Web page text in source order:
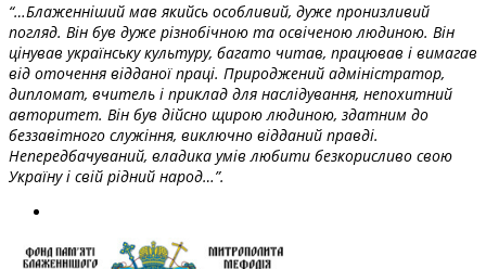
“…Блаженніший мав якийсь особливий, дуже пронизливий
погляд. Він був дуже різнобічною та освіченою людиною. Він
цінував українську культуру, багато читав, працював і вимагав
від оточення відданої праці. Природжений адміністратор,
дипломат, вчитель і приклад для наслідування, непохитний
авторитет. Він був дійсно щирою людиною, здатним до
беззавітного служіння, виключно відданий правді.
Непередбачуваний, владика умів любити безкорисливо свою
Україну і свій рідний народ…”.